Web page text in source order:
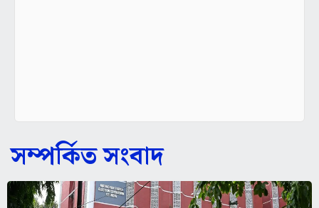
সম্পর্কিত সংবাদ